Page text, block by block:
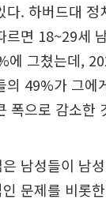
다. 하버드대 정
르면 18~29세
에 그쳤는데,
의 49%가 그에
폭으로 감소한
남성들이 남
문제를 비롯